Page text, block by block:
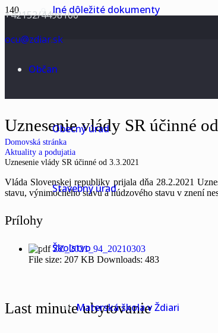
+42152/4498100
ocu@zdiar.sk
Iné dôležité dokumenty
Občan
Obecný úrad
Stavebný úrad
Školstvo
Materská škola v Ždiari
Uznesenie vlády SR účinné
Domovská stránka
Aktuality a podujatia
Uznesenie vlády SR účinné od 3.3.2021
Vláda Slovenskej republiky prijala dňa 28.2.2021
stavu, výnimočného stavu a núdzového stavu v znení
Prílohy
ZZ_2021_94_20210303
File size: 207 KB Downloads: 483
Last minute ubytovanie